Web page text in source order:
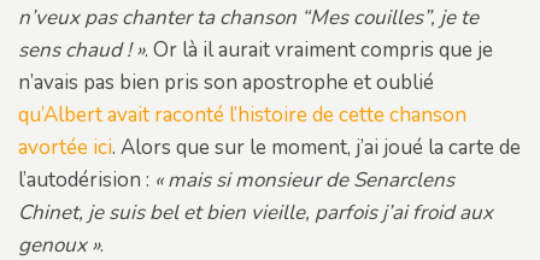
n’veux pas chanter ta chanson “Mes couilles”, je te
sens chaud ! ». Or là il aurait vraiment compris que je
n’avais pas bien pris son apostrophe et oublié
qu’Albert avait raconté l’histoire de cette chanson
avortée ici. Alors que sur le moment, j’ai joué la carte de
l’autodérision : « mais si monsieur de Senarclens
Chinet, je suis bel et bien vieille, parfois j’ai froid aux
genoux ».